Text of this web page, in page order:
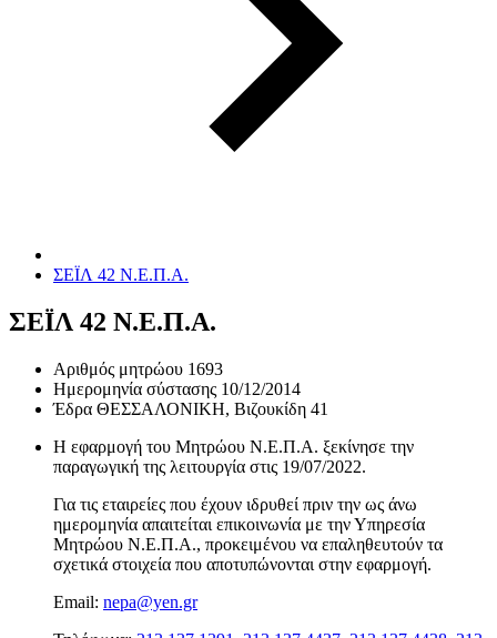
ΣΕΪΛ 42 Ν.Ε.Π.Α.
ΣΕΪΛ 42 Ν.Ε.Π.Α.
Αριθμός μητρώου 1693
Ημερομηνία σύστασης 10/12/2014
Έδρα ΘΕΣΣΑΛΟΝΙΚΗ, Βιζουκίδη 41
Η εφαρμογή του Μητρώου Ν.Ε.Π.Α. ξεκίνησε την
παραγωγική της λειτουργία στις 19/07/2022.
Για τις εταιρείες που έχουν ιδρυθεί πριν την ως άνω
ημερομηνία απαιτείται επικοινωνία με την Υπηρεσία
Μητρώου Ν.Ε.Π.Α., προκειμένου να επαληθευτούν τα
σχετικά στοιχεία που αποτυπώνονται στην εφαρμογή.
Email: nepa@yen.gr